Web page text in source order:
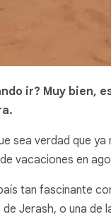
ir? Muy bien,
sea verdad que
vacaciones en
tan fascinante
Jerash, o una de